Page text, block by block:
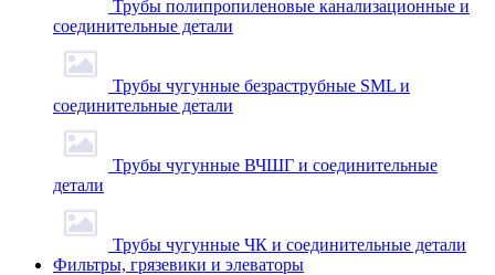
Трубы полипропиленовые канализационные и
соединительные детали
Трубы чугунные безраструбные SML и
соединительные детали
Трубы чугунные ВЧШГ и соединительные
детали
Трубы чугунные ЧК и соединительные детали
Фильтры, грязевики и элеваторы